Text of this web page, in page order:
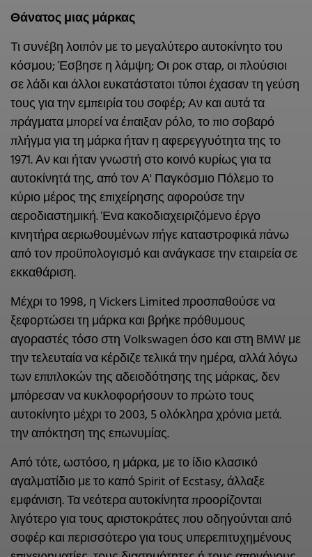
Θάνατος μιας μάρκας
Τι συνέβη λοιπόν με το μεγαλύτερο αυτοκίνητο του
κόσμου; Έσβησε η λάμψη; Οι ροκ σταρ, οι πλούσιοι
σε λάδι και άλλοι ευκατάστατοι τύποι έχασαν τη γεύση
τους για την εμπειρία του σοφέρ; Αν και αυτά τα
πράγματα μπορεί να έπαιξαν ρόλο, το πιο σοβαρό
πλήγμα για τη μάρκα ήταν η αφερεγγυότητα της το
1971. Αν και ήταν γνωστή στο κοινό κυρίως για τα
αυτοκίνητά της, από τον Α' Παγκόσμιο Πόλεμο το
κύριο μέρος της επιχείρησης αφορούσε την
αεροδιαστημική. Ένα κακοδιαχειριζόμενο έργο
κινητήρα αεριωθουμένων πήγε καταστροφικά πάνω
από τον προϋπολογισμό και ανάγκασε την εταιρεία σε
εκκαθάριση.
Μέχρι το 1998, η Vickers Limited προσπαθούσε να
ξεφορτώσει τη μάρκα και βρήκε πρόθυμους
αγοραστές τόσο στη Volkswagen όσο και στη BMW με
την τελευταία να κέρδιζε τελικά την ημέρα, αλλά λόγω
των επιπλοκών της αδειοδότησης της μάρκας, δεν
μπόρεσαν να κυκλοφορήσουν το πρώτο τους
αυτοκίνητο μέχρι το 2003, 5 ολόκληρα χρόνια μετά.
την απόκτηση της επωνυμίας.
Από τότε, ωστόσο, η μάρκα, με το ίδιο κλασικό
αγαλματίδιο με το καπό Spirit of Ecstasy, άλλαξε
εμφάνιση. Τα νεότερα αυτοκίνητα προορίζονται
λιγότερο για τους αριστοκράτες που οδηγούνται από
σοφέρ και περισσότερο για τους υπερεπιτυχημένους